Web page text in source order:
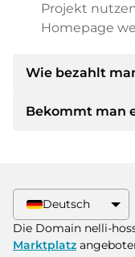
Projekt
Homepage
Wie bezahlt
Nach einer
Bitte geben Sie
den
Bekommt man
größeren
Wunsch auch
Deutsch
Die Domain nelli-
Marktplatz